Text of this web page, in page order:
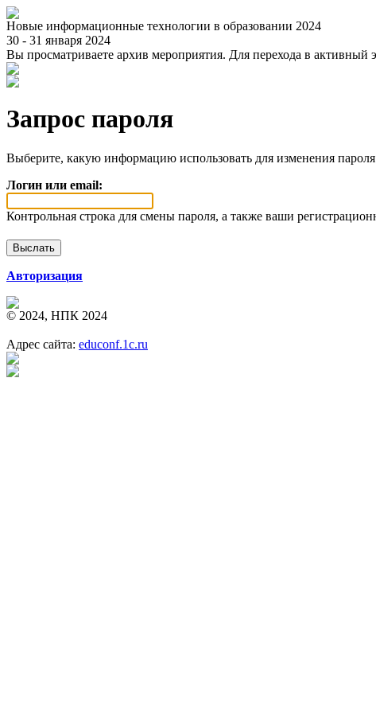
Новые информационные технологии в образовании 2024
30 - 31 января 2024
Вы просматриваете архив мероприятия. Для перехода в активный
Запрос пароля
Выберите, какую информацию использовать для изменения
Логин или email:
Контрольная строка для смены пароля, а также ваши
Авторизация
© 2024, НПК 2024
Адрес сайта: educonf.1c.ru